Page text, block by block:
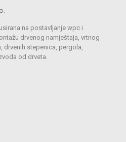
na postavljanje wpc i
drvenog namještaja, vrtnog
drvenih stepenica, pergola,
od drveta.